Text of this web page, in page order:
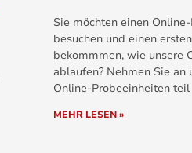
Sie möchten einen
besuchen und einen
bekommmen, wie unsere
ablaufen? Nehmen Sie an
Online-Probeeinheiten teil
MEHR LESEN »